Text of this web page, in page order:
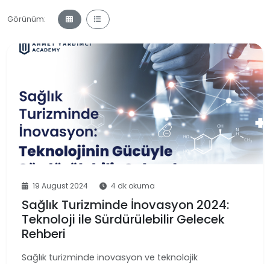
Görünüm:
19 August 2024 4 dk okuma
Sağlık Turizminde İnovasyon 2024:
Teknoloji ile Sürdürülebilir Gelecek
Rehberi
Sağlık turizminde inovasyon ve teknolojik